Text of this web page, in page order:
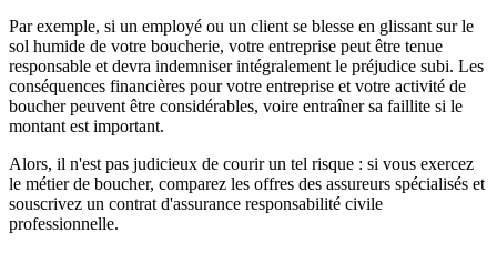
Par exemple, si un employé ou un client se blesse en glissant sur le
sol humide de votre boucherie, votre entreprise peut être tenue
responsable et devra indemniser intégralement le préjudice subi. Les
conséquences financières pour votre entreprise et votre activité de
boucher peuvent être considérables, voire entraîner sa faillite si le
montant est important.
Alors, il n'est pas judicieux de courir un tel risque : si vous exercez
le métier de boucher, comparez les offres des assureurs spécialisés et
souscrivez un contrat d'assurance responsabilité civile
professionnelle.